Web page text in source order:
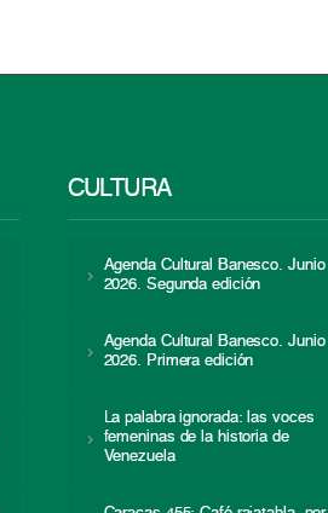
CULTURA
Agenda Cultural Banesco. Junio
2026. Segunda edición
Agenda Cultural Banesco. Junio
2026. Primera edición
La palabra ignorada: las voces
femeninas de la historia de
Venezuela